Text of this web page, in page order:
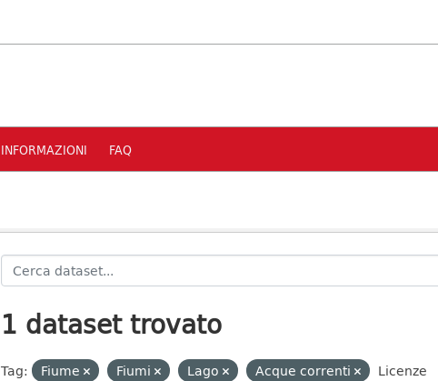
INFORMAZIONI FAQ
1 dataset trovato
Tag: Fiume Fiumi Lago Acque correnti
Licenze